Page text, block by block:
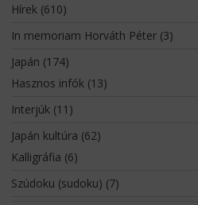
Hírek(610)
In memoriam Horváth Péter(3)
Japán (174)
Hasznos infók(13)
Interjúk(11)
Japán kultúra (62)
Kalligráfia (6)
Szúdoku (sudoku) (7)